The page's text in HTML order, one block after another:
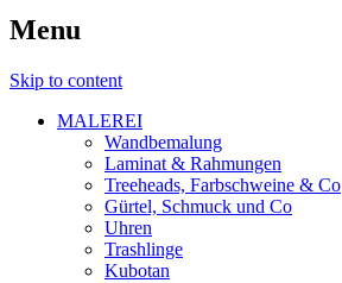
Menu
Skip to content
MALEREI
Wandbemalung
Laminat & Rahmungen
Treeheads, Farbschweine & Co
Gürtel, Schmuck und Co
Uhren
Trashlinge
Kubotan